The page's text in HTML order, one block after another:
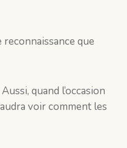
que
quand l’occasion
voir comment les